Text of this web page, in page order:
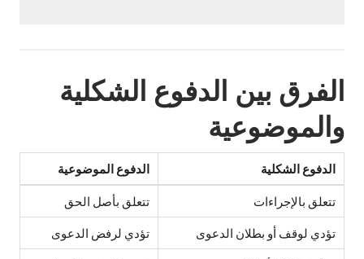
الفرق بين الدفوع الشكلية
والموضوعية
الدفوع الشكلية الدفوع الموضوعية
تتعلق بالإجراءات تتعلق بأصل الحق
تؤدي لوقف أو بطلان الدعوى تؤدي لرفض الدعوى